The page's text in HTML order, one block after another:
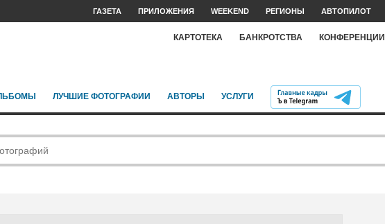
ГАЗЕТА ПРИЛОЖЕНИЯ WEEKEND РЕГИОНЫ АВТОПИЛОТ
КАРТОТЕКА БАНКРОТСТВА КОНФЕРЕНЦИИ
ЛУЧШИЕ ФОТОГРАФИИ АВТОРЫ УСЛУГИ